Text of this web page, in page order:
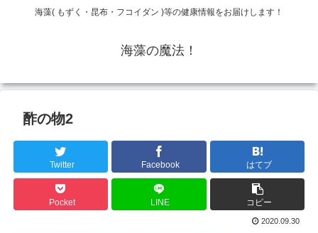
海藻( もずく・昆布・フコイダン )等の健康情報をお届けします！
海藻の魔法！
酢の物2
Twitter Facebook はてブ
Pocket LINE コピー
2020.09.30